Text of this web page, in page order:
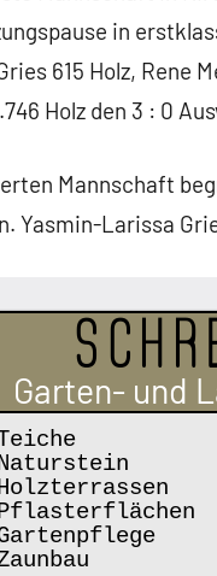
in
615 Holz, Rene
Holz den 3 : 0
Mannschaft
Yasmin-Larissa
Garten- und